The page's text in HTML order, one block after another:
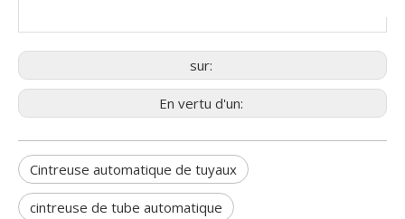
sur:
En vertu d'un:
Cintreuse automatique de tuyaux
cintreuse de tube automatique